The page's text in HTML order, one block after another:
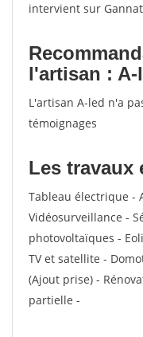
intervient sur
l'artisan : A-
L'artisan A-led n'a
témoignages
Les travaux
Tableau électrique -
Vidéosurveillance -
photovoltaïques -
TV et satellite -
(Ajout prise) -
partielle -